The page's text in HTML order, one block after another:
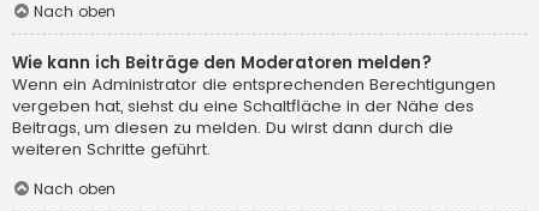
Nach oben
Wie kann ich Beiträge den Moderatoren melden?
Wenn ein Administrator die entsprechenden Berechtigungen
vergeben hat, siehst du eine Schaltfläche in der Nähe des
Beitrags, um diesen zu melden. Du wirst dann durch die
weiteren Schritte geführt.
Nach oben